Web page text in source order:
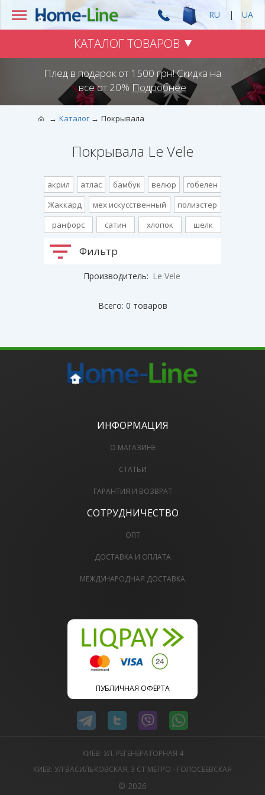
RU | UA
КАТАЛОГ ТОВАРОВ
Плед в подарок от 1500 грн! Скидка на
все от 20% Подробнее
Каталог Покрывала
Покрывала Le Vele
акрил атлас бамбук велюр
гобелен
Жаккард
мех искусственный
полиэстер
ранфорс
сатин хлопок шелк
Фильтр
Производитель: Le Vele
Всего: 0 товаров
ИНФОРМАЦИЯ
О МАГАЗИНЕ
СТАТЬИ
ГАРАНТИЯ И ВОЗВРАТ
СОТРУДНИЧЕСТВО
ОПТ
ДОСТАВКА И ОПЛАТА
МЕЖДУНАРОДНАЯ ДОСТАВКА
ПУБЛИЧНАЯ ОФЕРТА
КИЕВ: УЛ. РЕГЕНЕРАТОРНАЯ 4
КИЕВ: УЛ ВАСИЛЬКОВСКАЯ, 3 СТ МЕТРО - ГОЛОСЕЕВСКАЯ
© 2026